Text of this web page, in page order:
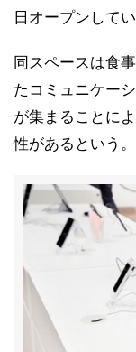
日オープンしてい
同スペースは食
たコミュニケー
が集まることに
性があるという。